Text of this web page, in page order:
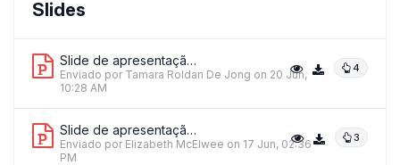
Sr. Miguel Francisco Escalante
UNICEF El Salvador
Slides
Slide de apresentação 1 4
Enviado por Tamara Roldan De Jong on 20 Jun,
10:28 AM
Slide de apresentação 2 3
Enviado por Elizabeth McElwee on 17 Jun, 02:36
PM